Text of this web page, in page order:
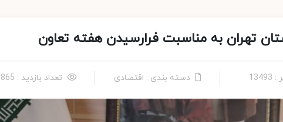
تهران به مناسبت فرارسیدن هفته تعاون
دسته بندی : اقتصادی تعداد بازدید : 865 نفر